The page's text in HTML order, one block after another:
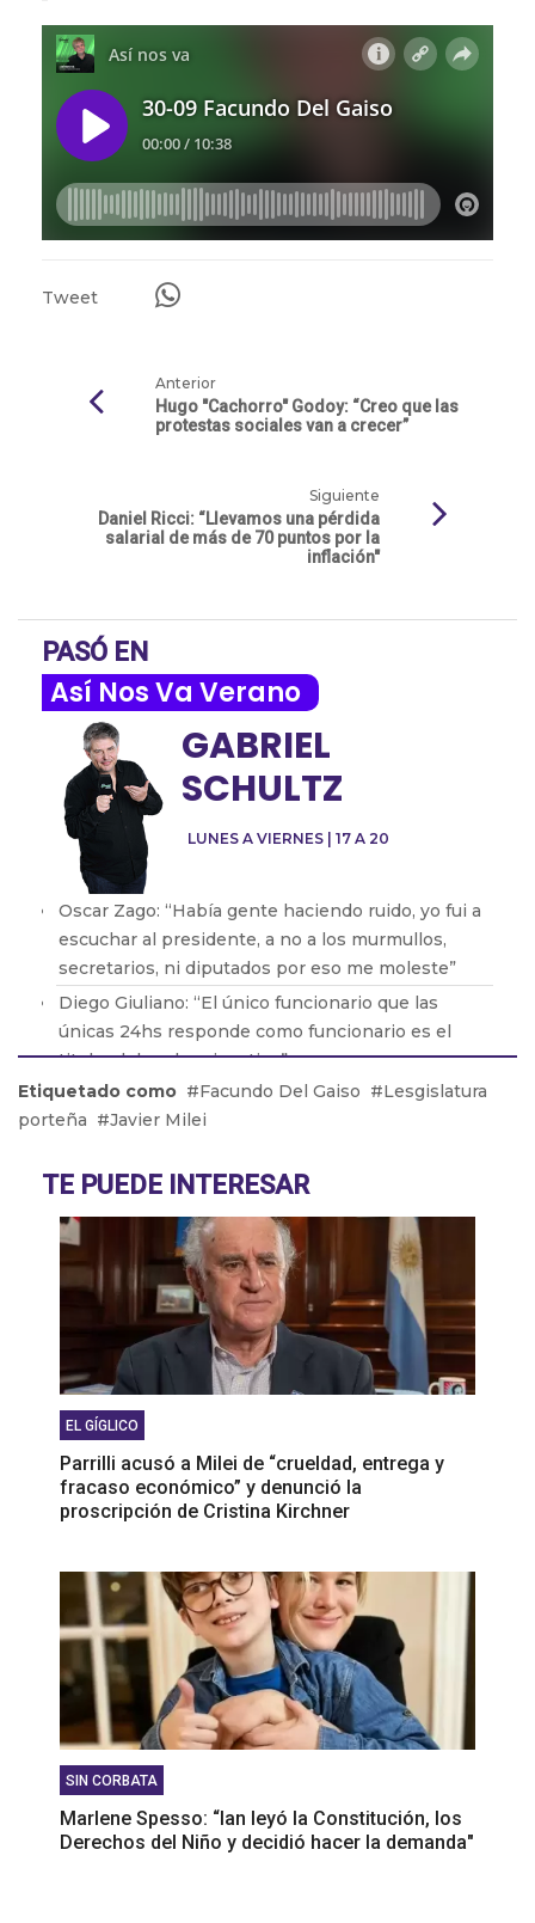
Tweet
Anterior
Hugo "Cachorro" Godoy: “Creo que las
protestas sociales van a crecer”
Siguiente
Daniel Ricci: “Llevamos una pérdida
salarial de más de 70 puntos por la
inflación"
PASÓ EN
Así Nos Va Verano
LUNES A VIERNES | 17 A 20
GABRIEL
SCHULTZ
Oscar Zago: “Había gente haciendo ruido, yo fui a
escuchar al presidente, a no a los murmullos,
secretarios, ni diputados por eso me moleste”
Diego Giuliano: “El único funcionario que las
únicas 24hs responde como funcionario es el
titular del poder ejecutivo”
Pablo Zurro: “Soy intendente 24hs, no soy
intendente y despues privado”
con datos objetivos y a la tarde me la borraron de
la página web”
Pablo Juliano: “Los radicales con peluca
confirman que no sirven para nada”
Etiquetado como Facundo Del Gaiso
Lesgislatura
porteña
Javier Milei
TE PUEDE INTERESAR
EL GÍGLICO
Parrilli acusó a Milei de “crueldad, entrega y
fracaso económico” y denunció la
proscripción de Cristina Kirchner
SIN CORBATA
Marlene Spesso: “Ian leyó la Constitución, los
Derechos del Niño y decidió hacer la demanda"